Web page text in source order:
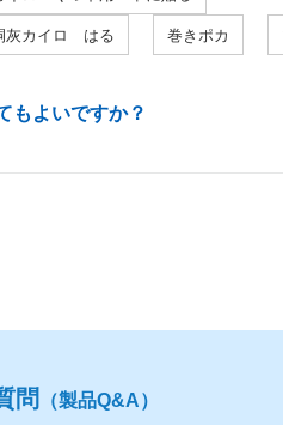
灰カイロ はる 巻きポカ
もよいですか？
問 （製品Q&A）